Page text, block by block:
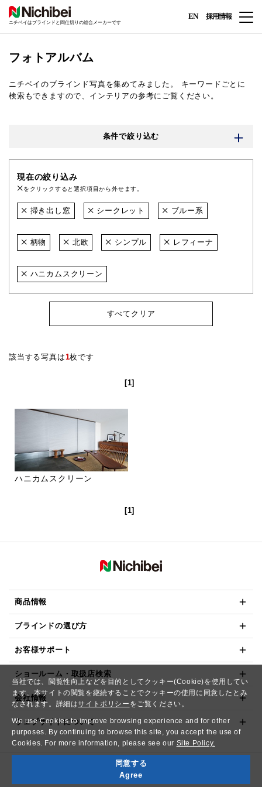
当社では、閲覧性向上などを目的としてクッキー(Cookie)を使用してい
ます。本サイトの閲覧を継続することでクッキーの使用に同意したとみ
なされます。詳細はサイトポリシー をご覧ください。
We use Cookies to improve browsing experience and for other
purposes. By continuing to browse this site, you accept the use of
Cookies. For more information, please see our Site Policy.
同意する
Agree
ニチベイはブラインドと間仕切りの総合メーカーです
EN 採用情報
フォトアルバム
ニチベイのブラインド写真を集めてみました。
キーワードごとに
検索もできますので、インテリアの参考にご覧ください。
条件で絞り込む
現在の絞り込み
をクリックすると選択項目から外せます。
掃き出し窓 シークレット ブルー系
柄物 北欧 シンプル レフィーナ
ハニカムスクリーン
すべてクリア
該当する写真は1枚です
[1]
ハニカムスクリーン
[1]
商品情報
ブラインドの選び方
お客様サポート
ショールーム・取扱店検索
会社情報
ウェブサイトについて
Copyright© NICHIBEI CO.,LTD. All Rights Reserved.